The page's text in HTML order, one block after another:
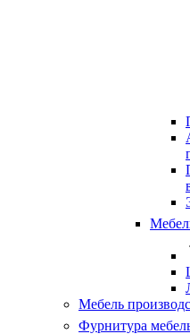
Мебель
Фурнитура